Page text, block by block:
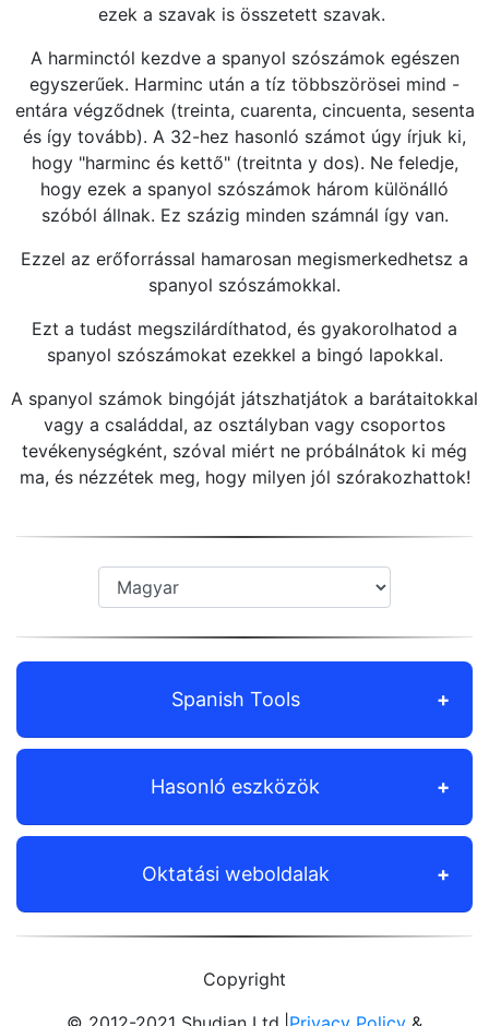
ezek a szavak is összetett szavak.
A harminctól kezdve a spanyol szószámok egészen
egyszerűek. Harminc után a tíz többszörösei mind -
entára végződnek (treinta, cuarenta, cincuenta, sesenta
és így tovább). A 32-hez hasonló számot úgy írjuk ki,
hogy "harminc és kettő" (treitnta y dos). Ne feledje,
hogy ezek a spanyol szószámok három különálló
szóból állnak. Ez százig minden számnál így van.
Ezzel az erőforrással hamarosan megismerkedhetsz a
spanyol szószámokkal.
Ezt a tudást megszilárdíthatod, és gyakorolhatod a
spanyol szószámokat ezekkel a bingó lapokkal.
A spanyol számok bingóját játszhatjátok a barátaitokkal
vagy a családdal, az osztályban vagy csoportos
tevékenységként, szóval miért ne próbálnátok ki még
ma, és nézzétek meg, hogy milyen jól szórakozhattok!
Spanish Tools
Hasonló eszközök
Oktatási weboldalak
Copyright